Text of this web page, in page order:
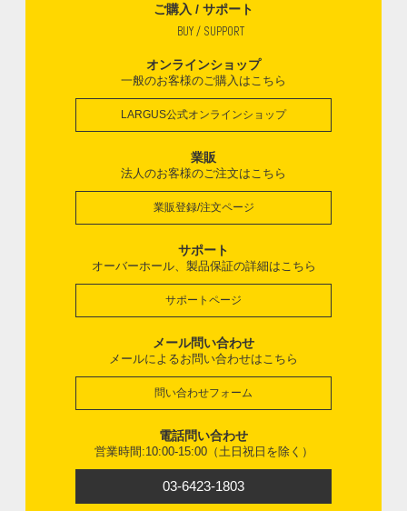
ご購入 / サポート
BUY / SUPPORT
オンラインショップ
一般のお客様のご購入はこちら
LARGUS公式オンラインショップ
業販
法人のお客様のご注文はこちら
業販登録/注文ページ
サポート
オーバーホール、製品保証の詳細はこちら
サポートページ
メール問い合わせ
メールによるお問い合わせはこちら
問い合わせフォーム
電話問い合わせ
営業時間:10:00-15:00（土日祝日を除く）
03-6423-1803